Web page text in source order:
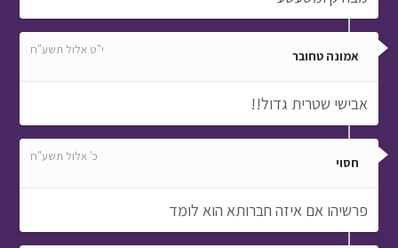
אמונה טחובר י"ט אלול תשע"ח
אבישי שטרית גדול!!
חסוי כ' אלול תשע"ח
פרשיהו אם איזה חברותא הוא לומד